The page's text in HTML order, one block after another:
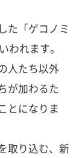
た「ゲコノミ
われます。
人たち以外
が加わるた
とになりま
取り込む、新